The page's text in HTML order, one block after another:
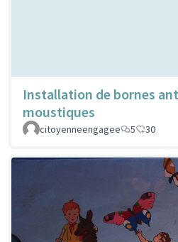
Installation de bornes
moustiques
citoyenneengagee 5 30